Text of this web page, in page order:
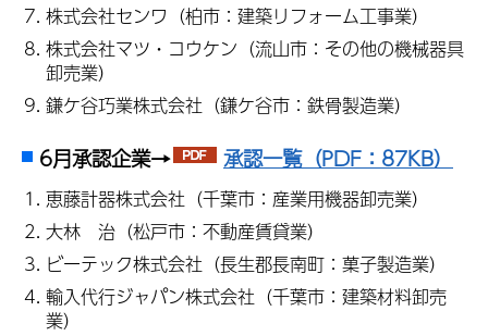
株式会社センワ（柏市：建築リフォーム工事業）
株式会社マツ・コウケン（流山市：その他の機械器具
卸売業）
鎌ケ谷巧業株式会社（鎌ケ谷市：鉄骨製造業）
6月承認企業→ 承認一覧（PDF：87KB）
恵藤計器株式会社（千葉市：産業用機器卸売業）
大林 治（松戸市：不動産賃貸業）
ビーテック株式会社（長生郡長南町：菓子製造業）
輸入代行ジャパン株式会社（千葉市：建築材料卸売
業）